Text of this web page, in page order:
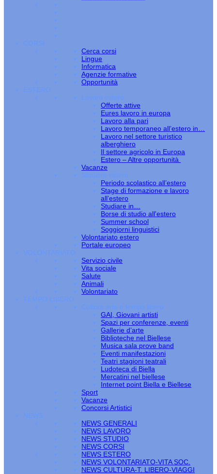
CORSI
Cerca corsi
Lingue
Informatica
Agenzie formative
Opportunità
ESTERO
Lavoro estero
Offerte attive
Eures lavoro in europa
Lavoro alla pari
Lavoro temporaneo all’estero in…
Lavoro nel settore turistico
alberghiero
Il settore agricolo in Europa
Estero – Altre opportunità
Vacanze
Studiare estero
Periodo scolastico all’estero
Stage di formazione e lavoro
all’estero
Studiare in…
Borse di studio all'estero
Summer school
Soggiorni linguistici
Volontariato estero
Portale europeo
VOLONTARIATO
Servizio civile
Vita sociale
Salute
Animali
Volontariato
TEMPO LIBERO
Cultura arte e tempo libero
GAI, Giovani artisti
Spazi per conferenze, eventi
Gallerie d’arte
Biblioteche nel Biellese
Musica sala prove band
Eventi manifestazioni
Teatri stagioni teatrali
Ludoteca di Biella
Mercatini nel biellese
Internet point Biella e Biellese
Sport
Vacanze
Concorsi Artistici
NEWS
NEWS GENERALI
NEWS LAVORO
NEWS STUDIO
NEWS CORSI
NEWS ESTERO
NEWS VOLONTARIATO-VITA SOC.
NEWS CULTURA-T. LIBERO-VIAGGI